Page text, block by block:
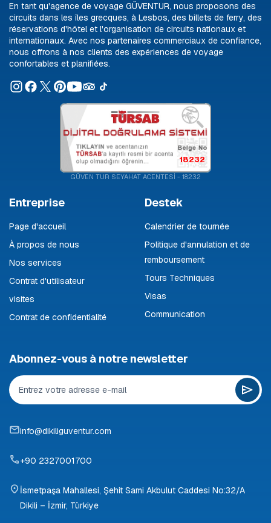
En tant qu'agence de voyage GÜVENTUR, nous proposons des
circuits dans les îles grecques, à Lesbos, des billets de ferry, des
réservations d'hôtel et l'organisation de circuits nationaux et
internationaux. Avec nos partenaires commerciaux de confiance,
nous offrons à nos clients des expériences de voyage
confortables et planifiées.
18232
GÜVEN TUR SEYAHAT ACENTESİ - 18232
Entreprise
Page d'accueil
À propos de nous
Nos services
Contrat d'utilisateur
visites
Contrat de confidentialité
Destek
Calendrier de tournée
Politique d'annulation et de
remboursement
Tours Techniques
Visas
Communication
Abonnez-vous à notre newsletter
info@dikiliguventur.com
+90 2327001700
İsmetpaşa Mahallesi, Şehit Sami Akbulut Caddesi No:32/A
Dikili – İzmir, Türkiye